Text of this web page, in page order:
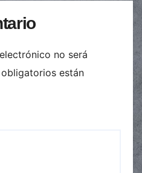
no será
están